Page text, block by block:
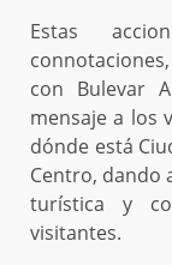
Estas
con Bulevar
mensaje a los
dónde está
Centro, dando
turística y
visitantes.